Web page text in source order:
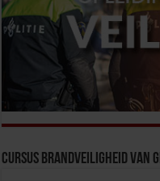
Cursus Brandveiligheid van